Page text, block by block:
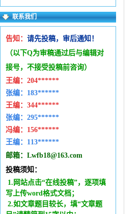
联系我们
告知： 请先投稿，审后通知！
（以下Q为审稿通过后与编辑对
接号，不接受投稿前咨询）
王编： 204******
张编：183******
王编： 344******
张编：295******
冯编： 156******
王编： 113******
邮箱： Lwfb18@163.com
投稿须知：
1.网站点击“在线投稿”，逐项填
写上传word格式文档；
2.如文章题目较长，填“文章题